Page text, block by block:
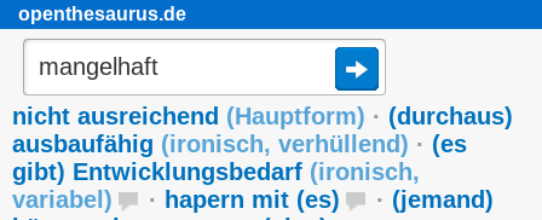
openthesaurus.de
nicht ausreichend (Hauptform) · (durchaus)
ausbaufähig (ironisch, verhüllend) · (es
gibt) Entwicklungsbedarf (ironisch,
variabel ) · hapern mit (es) · (jemand)